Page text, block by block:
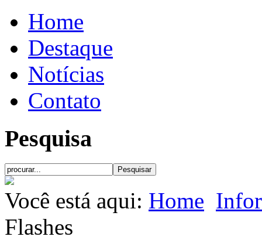
Home
Destaque
Notícias
Contato
Pesquisa
Você está aqui: Home
Flashes